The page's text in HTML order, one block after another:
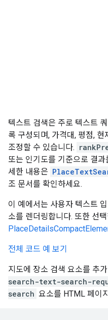
텍스트 검색은 주로 텍스트
록 구성되며, 가격대, 평점,
조정할 수 있습니다.
또는 인기도를 기준으로 결
세한 내용은
조 문서를 확인하세요.
이 예에서는 사용자 텍스트
소를 렌더링합니다. 또한 선택
전체 코드 예 보기
지도에 장소 검색 요소를 추
search-text-search-
search 요소를 HTML 페이